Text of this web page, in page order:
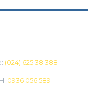
(024) 625 38 388
0936 056 589